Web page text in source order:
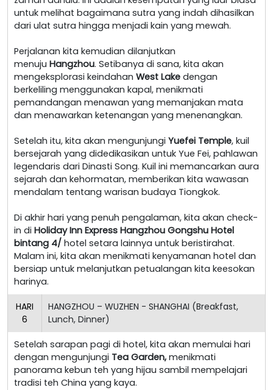
untuk melihat bagaimana sutra yang indah dihasilkan
dari ulat sutra hingga menjadi kain yang mewah.
Perjalanan kita kemudian dilanjutkan
menuju Hangzhou. Setibanya di sana, kita akan
mengeksplorasi keindahan West Lake dengan
berkeliling menggunakan kapal, menikmati
pemandangan menawan yang memanjakan mata
dan menawarkan ketenangan yang menenangkan.
Setelah itu, kita akan mengunjungi Yuefei Temple, kuil
bersejarah yang didedikasikan untuk Yue Fei, pahlawan
legendaris dari Dinasti Song. Kuil ini memancarkan aura
sejarah dan kehormatan, memberikan kita wawasan
mendalam tentang warisan budaya Tiongkok.
Di akhir hari yang penuh pengalaman, kita akan check-
in di Holiday Inn Express Hangzhou Gongshu Hotel
bintang 4/ hotel setara lainnya untuk beristirahat.
Malam ini, kita akan menikmati kenyamanan hotel dan
bersiap untuk melanjutkan petualangan kita keesokan
harinya.
HARI
6
HANGZHOU – WUZHEN - SHANGHAI (Breakfast,
Lunch, Dinner)
Setelah sarapan pagi di hotel, kita akan memulai hari
dengan mengunjungi Tea Garden, menikmati
panorama kebun teh yang hijau sambil mempelajari
tradisi teh China yang kaya.